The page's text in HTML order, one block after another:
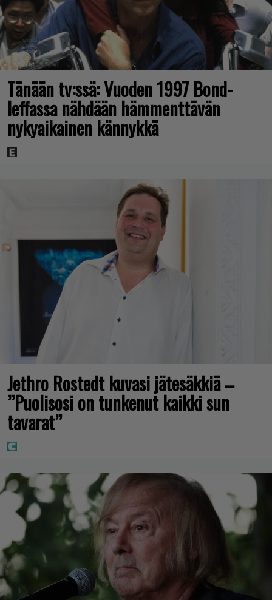
Tänään tv:ssä: Vuoden 1997 Bond-
leffassa nähdään hämmenttävän
nykyaikainen kännykkä
Jethro Rostedt kuvasi jätesäkkiä –
”Puolisosi on tunkenut kaikki sun
tavarat”